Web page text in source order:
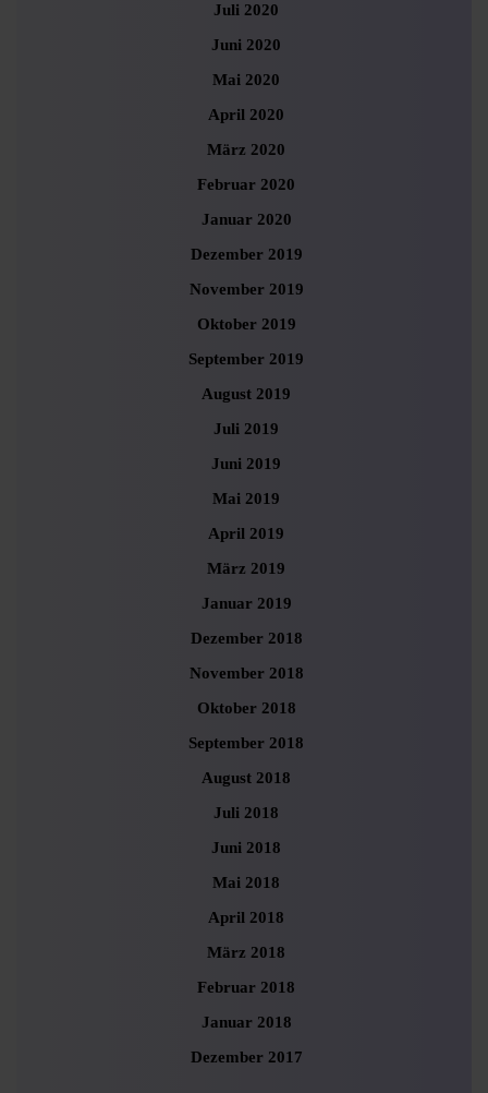
Juli 2020
Juni 2020
Mai 2020
April 2020
März 2020
Februar 2020
Januar 2020
Dezember 2019
November 2019
Oktober 2019
September 2019
August 2019
Juli 2019
Juni 2019
Mai 2019
April 2019
März 2019
Januar 2019
Dezember 2018
November 2018
Oktober 2018
September 2018
August 2018
Juli 2018
Juni 2018
Mai 2018
April 2018
März 2018
Februar 2018
Januar 2018
Dezember 2017